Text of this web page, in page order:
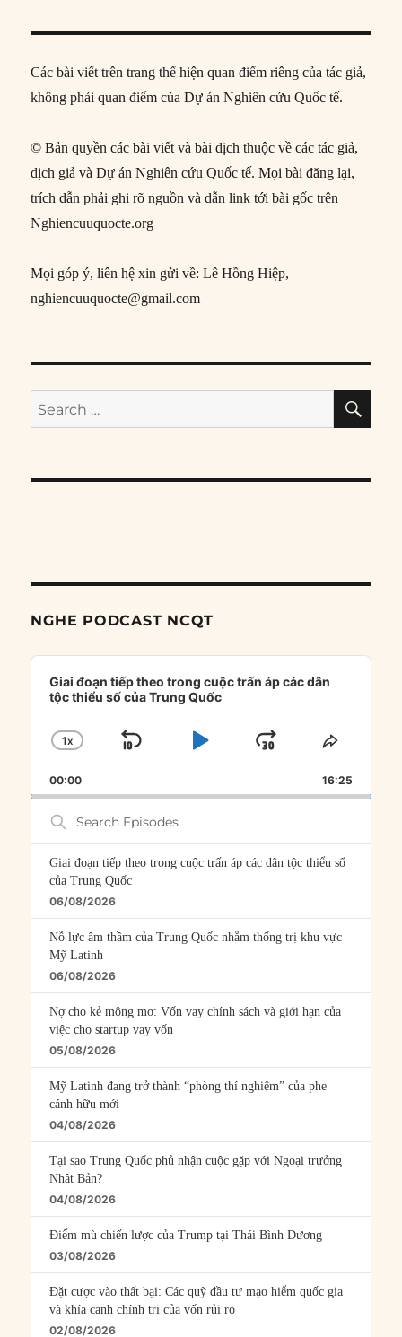
Các bài viết trên trang thể hiện quan điểm riêng của tác giả,
không phải quan điểm của Dự án Nghiên cứu Quốc tế.
© Bản quyền các bài viết và bài dịch thuộc về các tác giả,
dịch giả và Dự án Nghiên cứu Quốc tế. Mọi bài đăng lại,
trích dẫn phải ghi rõ nguồn và dẫn link tới bài gốc trên
Nghiencuuquocte.org
Mọi góp ý, liên hệ xin gửi về: Lê Hồng Hiệp,
nghiencuuquocte@gmail.com
Search
for:
NGHE PODCAST NCQT
Audio
Player
Giai đoạn tiếp theo trong cuộc trấn áp các dân
tộc thiểu số của Trung Quốc
CHANGE
RATE
1X
SKIP
PLAYJUMP
FORWARD
SHARE
00:00 16:25
Search
Episodes
Giai đoạn tiếp theo trong cuộc trấn áp các dân tộc thiểu số
của Trung Quốc
06/08/2026
Nỗ lực âm thầm của Trung Quốc nhằm thống trị khu vực
Mỹ Latinh
06/08/2026
Nợ cho kẻ mộng mơ: Vốn vay chính sách và giới hạn của
việc cho startup vay vốn
05/08/2026
Mỹ Latinh đang trở thành “phòng thí nghiệm” của phe
cánh hữu mới
04/08/2026
Tại sao Trung Quốc phủ nhận cuộc gặp với Ngoại trưởng
Nhật Bản?
04/08/2026
Điểm mù chiến lược của Trump tại Thái Bình Dương
03/08/2026
Đặt cược vào thất bại: Các quỹ đầu tư mạo hiểm quốc gia
và khía cạnh chính trị của vốn rủi ro
02/08/2026